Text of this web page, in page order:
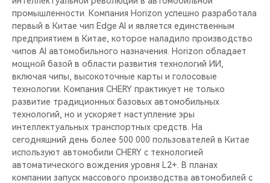
промышленности. Компания Horizon успешно разработала
первый в Китае чип Edge AI и является единственным
предприятием в Китае, которое наладило производство
чипов AI автомобильного назначения. Horizon обладает
мощной базой в области развития технологий ИИ,
включая чипы, высокоточные карты и голосовые
технологии. Компания CHERY практикует не только
развитие традиционных базовых автомобильных
технологий, но и ускоряет наступление эры
интеллектуальных транспортных средств. На
сегодняшний день более 500 000 пользователей в Китае
используют автомобили CHERY c технологией
автоматического вождения уровня L2+. В планах
компании запуск массового производства автомобилей с